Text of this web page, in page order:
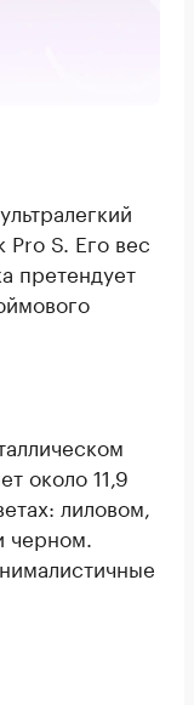
ультралегкий
S. Его вес
претендует
около 11,9
лиловом,
черном.